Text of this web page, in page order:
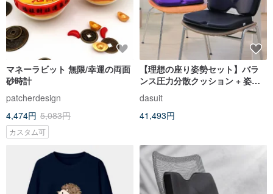
マネーラビット 無限/幸運の両面
砂時計
patcherdesign
4,474円 5,083円
カスタム可
【理想の座り姿勢セット】バラ
ンス圧力分散クッション + 姿勢
安定バックレスト
dasuit
41,493円